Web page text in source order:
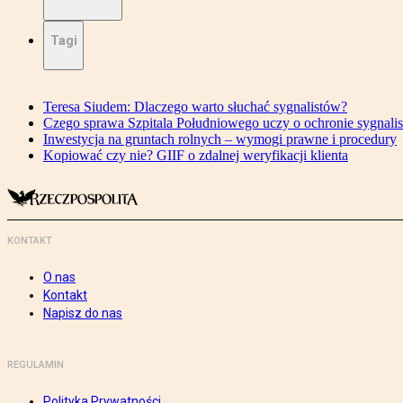
Tagi
Teresa Siudem: Dlaczego warto słuchać sygnalistów?
Czego sprawa Szpitala Południowego uczy o ochronie
Inwestycja na gruntach rolnych – wymogi prawne i procedury
Kopiować czy nie? GIIF o zdalnej weryfikacji klienta
KONTAKT
O nas
Kontakt
Napisz do nas
REGULAMIN